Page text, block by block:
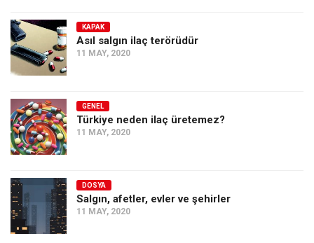
KAPAK
Asıl salgın ilaç terörüdür
11 MAY, 2020
GENEL
Türkiye neden ilaç üretemez?
11 MAY, 2020
DOSYA
Salgın, afetler, evler ve şehirler
11 MAY, 2020